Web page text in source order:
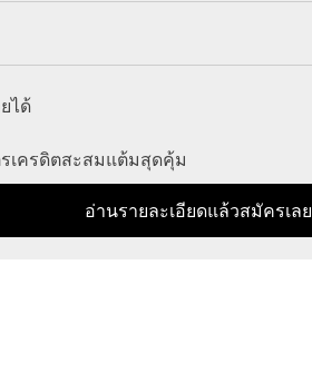
ได้
เครดิตสะสมแต้มสุดคุ้ม
อ่านรายละเอียดแล้วสมัครเลย